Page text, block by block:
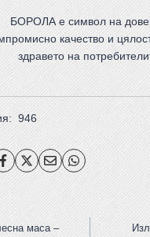
БОРОЛА е символ на
качество и
здравето на
946
маса –